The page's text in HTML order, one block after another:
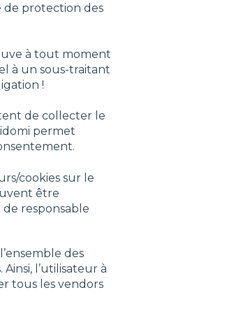
de protection des
à tout moment
à un sous-traitant
!
de collecter le
permet
cookies sur le
être
responsable
des
l’utilisateur à
tous les vendors